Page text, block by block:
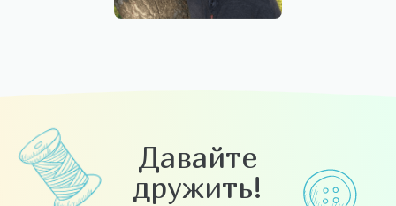
Давайте
дружить!